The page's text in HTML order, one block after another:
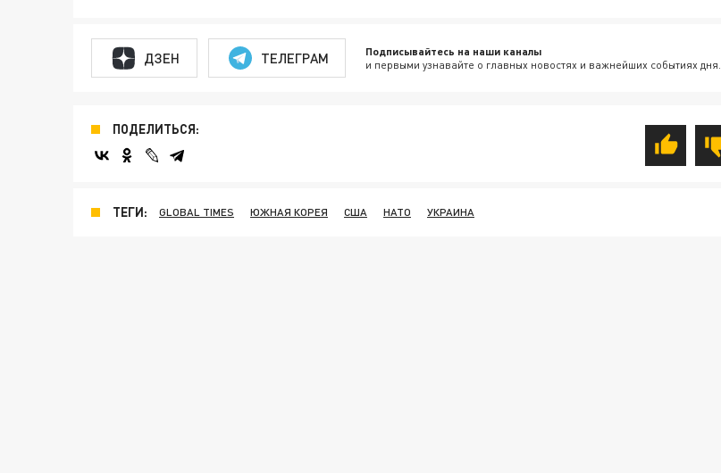
ДЗЕН ТЕЛЕГРАМ Подписывайтесь на наши каналы
и первыми узнавайте о главных новостях и важнейших событиях дня.
ПОДЕЛИТЬСЯ:
ТЕГИ: GLOBAL TIMES ЮЖНАЯ КОРЕЯ США НАТО УКРАИНА